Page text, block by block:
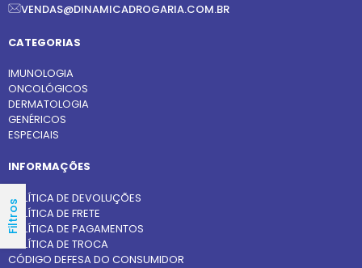
Filtros
VENDAS@DINAMICADROGARIA.COM.BR
CATEGORIAS
IMUNOLOGIA
ONCOLÓGICOS
DERMATOLOGIA
GENÉRICOS
ESPECIAIS
INFORMAÇÕES
POLÍTICA DE DEVOLUÇÕES
POLÍTICA DE FRETE
POLÍTICA DE PAGAMENTOS
POLÍTICA DE TROCA
CÓDIGO DEFESA DO CONSUMIDOR